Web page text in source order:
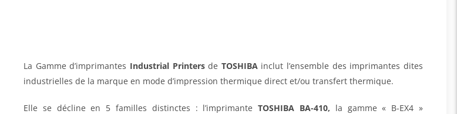
La Gamme d’imprimantes Industrial Printersde TOSHIBA inclut l’ensemble des imprimantes dites
industrielles de la marque en mode d’impression thermique direct et/ou transfert thermique.
Elle se décline en 5 familles distinctes : l’imprimanteTOSHIBA BA-410, la gamme « B-EX4 »